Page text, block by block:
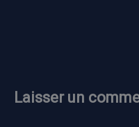
Laisser un